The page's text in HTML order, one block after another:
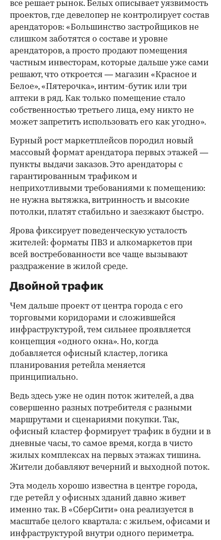
все решает рынок. Белых описывает уязвимость
проектов, где девелопер не контролирует состав
арендаторов: «Большинство застройщиков не
слишком заботятся о составе и уровне
арендаторов, а просто продают помещения
частным инвесторам, которые дальше уже сами
решают, что откроется — магазин «Красное и
Белое», «Пятерочка», интим-бутик или три
аптеки в ряд. Как только помещение стало
собственностью третьего лица, ему никто не
может запретить использовать его как угодно».
Бурный рост маркетплейсов породил новый
массовый формат арендатора первых этажей —
пункты выдачи заказов. Это арендаторы с
гарантированным трафиком и
неприхотливыми требованиями к помещению:
не нужна вытяжка, витринность и высокие
потолки, платят стабильно и заезжают быстро.
Ярова фиксирует поведенческую усталость
жителей: форматы ПВЗ и алкомаркетов при
всей востребованности все чаще вызывают
раздражение в жилой среде.
Двойной трафик
Чем дальше проект от центра города с его
торговыми коридорами и сложившейся
инфраструктурой, тем сильнее проявляется
концепция «одного окна». Но, когда
добавляется офисный кластер, логика
планирования ретейла меняется
принципиально.
Ведь здесь уже не один поток жителей, а два
совершенно разных потребителя с разными
маршрутами и сценариями покупки. Так,
офисный кластер формирует трафик в будни и в
дневные часы, то самое время, когда в чисто
жилых комплексах на первых этажах тишина.
Жители добавляют вечерний и выходной поток.
Эта модель хорошо известна в центре города,
где ретейл у офисных зданий давно живет
именно так. В «СберСити» она реализуется в
масштабе целого квартала: с жильем, офисами и
инфраструктурой внутри одного периметра.